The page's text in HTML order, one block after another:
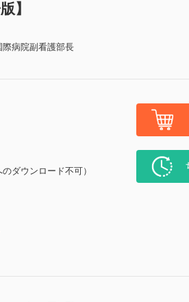
】
病院副看護部長
ダウンロード不可）